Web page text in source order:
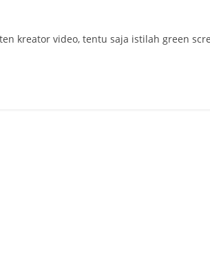
kreator video, tentu saja istilah green